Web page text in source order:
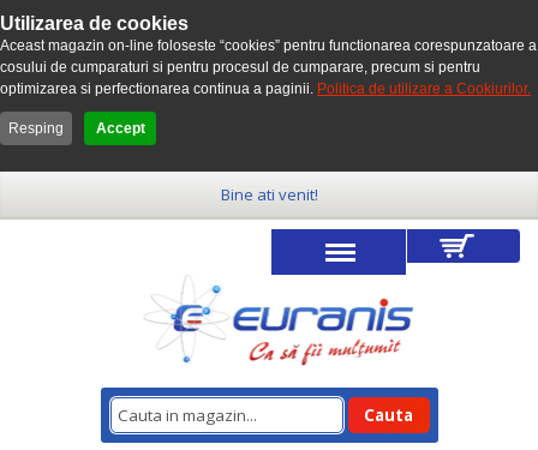
Utilizarea de cookies
Aceast magazin on-line foloseste “cookies” pentru functionarea corespunzatoare a
cosului de cumparaturi si pentru procesul de cumparare, precum si pentru
optimizarea si perfectionarea continua a paginii. Politica de utilizare a Cookiurilor.
Resping Accept
Bine ati venit!
Cauta